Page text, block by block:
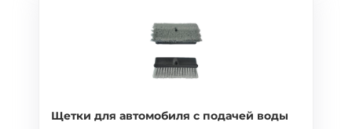
Щетки для автомобиля с подачей воды